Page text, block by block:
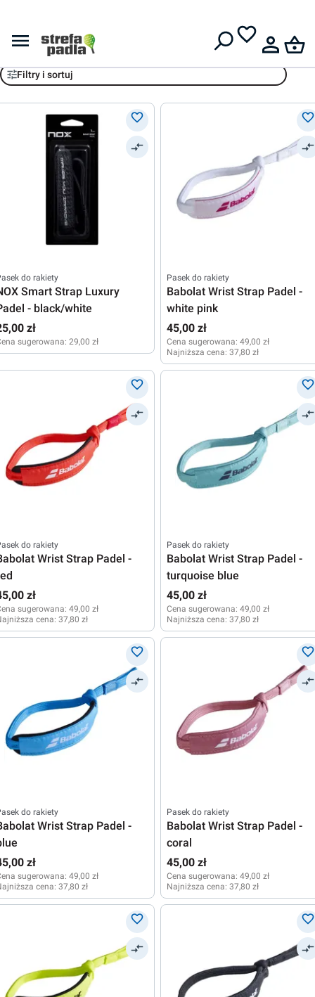
Paski do rakiet padlowych
Filtry i sortuj
do rakiety
Smart Strap Luxury
- black/white
zł
sugerowana: 29,00 zł
Pasek do rakiety
Babolat Wrist Strap Padel -
white pink
45,00 zł
Cena sugerowana: 49,00 zł
Najniższa cena: 37,80 zł
do rakiety
Wrist Strap Padel -
zł
sugerowana: 49,00 zł
cena: 37,80 zł
Pasek do rakiety
Babolat Wrist Strap Padel -
turquoise blue
45,00 zł
Cena sugerowana: 49,00 zł
Najniższa cena: 37,80 zł
do rakiety
Wrist Strap Padel -
zł
sugerowana: 49,00 zł
cena: 37,80 zł
Pasek do rakiety
Babolat Wrist Strap Padel -
coral
45,00 zł
Cena sugerowana: 49,00 zł
Najniższa cena: 37,80 zł